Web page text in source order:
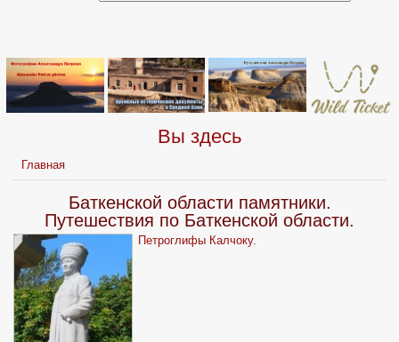
Вы здесь
Главная
Баткенской области памятники.
Путешествия по Баткенской области.
Петроглифы Калчоку.